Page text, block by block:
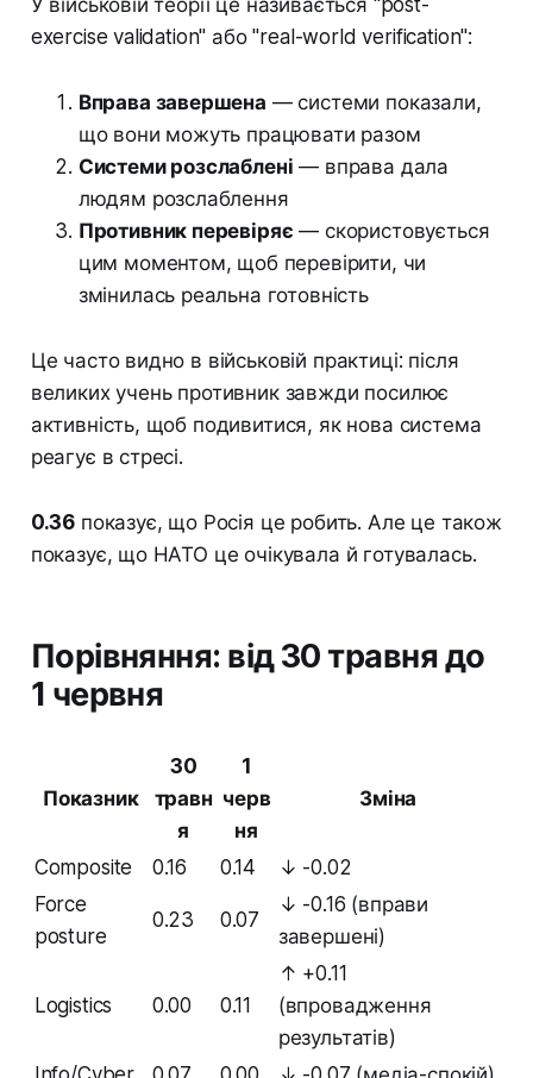
У військовій теорії це називається "post-
exercise validation" або "real-world verification":
Вправа завершена — системи показали,
що вони можуть працювати разом
Системи розслаблені — вправа дала
людям розслаблення
Противник перевіряє — скористовується
цим моментом, щоб перевірити, чи
змінилась реальна готовність
Це часто видно в військовій практиці: після
великих учень противник завжди посилює
активність, щоб подивитися, як нова система
реагує в стресі.
0.36 показує, що Росія це робить. Але це також
показує, що НАТО це очікувала й готувалась.
Порівняння: від 30 травня до
1 червня
Показник
30
травн
я
1
черв
ня
Зміна
Composite 0.16 0.14
↓ -0.02
Force
posture
0.23 0.07
↓ -0.16 (вправи
завершені)
Logistics 0.00 0.11
↑ +0.11
(впровадження
результатів)